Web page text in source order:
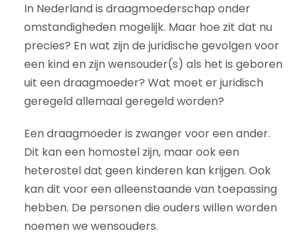
In Nederland is draagmoederschap onder
omstandigheden mogelijk. Maar hoe zit dat nu
precies? En wat zijn de juridische gevolgen voor
een kind en zijn wensouder(s) als het is geboren
uit een draagmoeder? Wat moet er juridisch
geregeld allemaal geregeld worden?
Een draagmoeder is zwanger voor een ander.
Dit kan een homostel zijn, maar ook een
heterostel dat geen kinderen kan krijgen. Ook
kan dit voor een alleenstaande van toepassing
hebben. De personen die ouders willen worden
noemen we wensouders.